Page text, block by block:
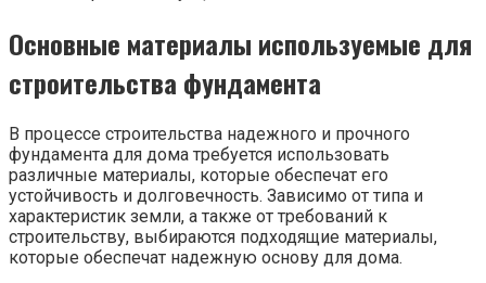
Основные материалы используемые для
строительства фундамента
В процессе строительства надежного и прочного
фундамента для дома требуется использовать
различные материалы, которые обеспечат его
устойчивость и долговечность. Зависимо от типа и
характеристик земли, а также от требований к
строительству, выбираются подходящие материалы,
которые обеспечат надежную основу для дома.